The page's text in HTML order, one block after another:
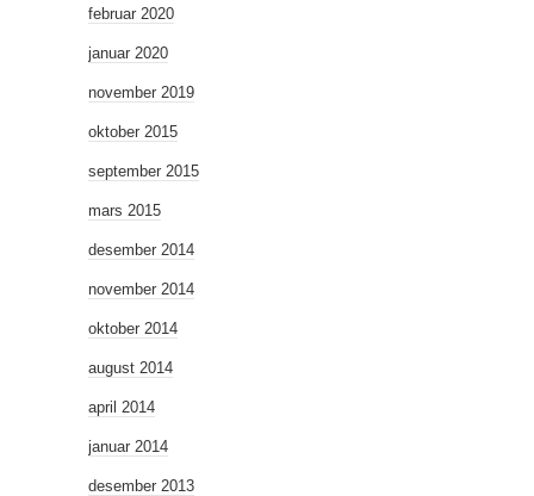
februar 2020
januar 2020
november 2019
oktober 2015
september 2015
mars 2015
desember 2014
november 2014
oktober 2014
august 2014
april 2014
januar 2014
desember 2013